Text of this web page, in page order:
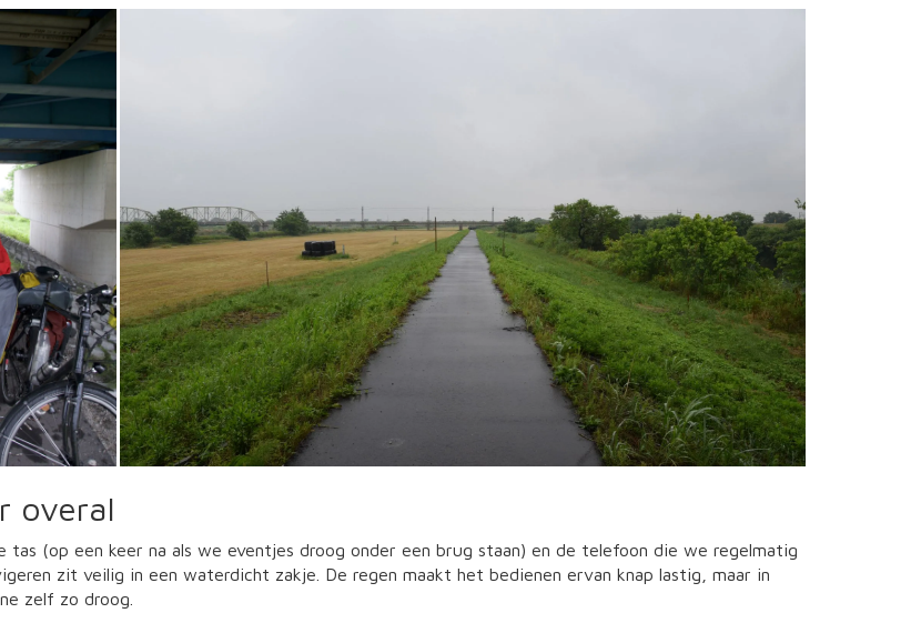
overal
tas (op een keer na als we eventjes droog onder een brug staan) en de telefoon die we regelmatig
zit veilig in een waterdicht zakje. De regen maakt het bedienen ervan knap lastig, maar in
zelf zo droog.